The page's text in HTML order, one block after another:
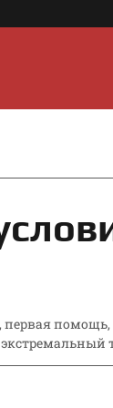
,первая помощь,
экстремальный